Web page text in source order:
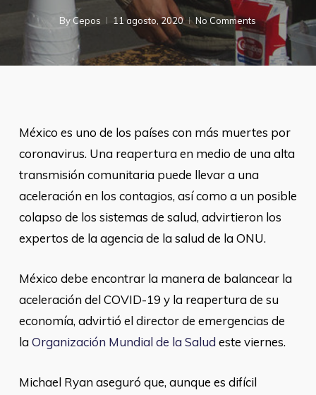
By Cepos 11 agosto, 2020 No Comments
México es uno de los países con más muertes por
coronavirus. Una reapertura en medio de una alta
transmisión comunitaria puede llevar a una
aceleración en los contagios, así como a un posible
colapso de los sistemas de salud, advirtieron los
expertos de la agencia de la salud de la ONU.
México debe encontrar la manera de balancear la
aceleración del COVID-19 y la reapertura de su
economía, advirtió el director de emergencias de
laOrganización Mundial de la Salud este viernes.
Michael Ryan aseguró que, aunque es difícil